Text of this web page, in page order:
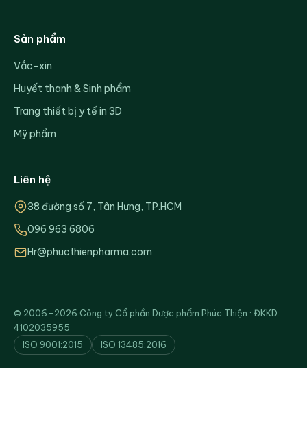
Sản phẩm
Vắc-xin
Huyết thanh & Sinh phẩm
Trang thiết bị y tế in 3D
Mỹ phẩm
Liên hệ
38 đường số 7, Tân Hưng, TP.HCM
096 963 6806
Hr@phucthienpharma.com
© 2006–2026 Công ty Cổ phần Dược phẩm Phúc Thiện · ĐKKD:
4102035955
ISO 9001:2015
ISO 13485:2016